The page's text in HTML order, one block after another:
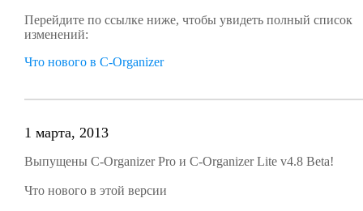
Перейдите по ссылке ниже, чтобы увидеть полный список
изменений:
Что нового в C-Organizer
1 марта, 2013
Выпущены C-Organizer Pro и C-Organizer Lite v4.8 Beta!
Что нового в этой версии